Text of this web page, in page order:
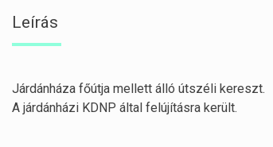
Leírás
Járdánháza főútja mellett álló útszéli kereszt.
A járdánházi KDNP által felújításra került.